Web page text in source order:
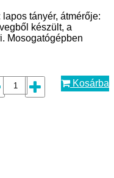
tányér, átmérője:
készült, a
Mosogatógépben
Kosárba